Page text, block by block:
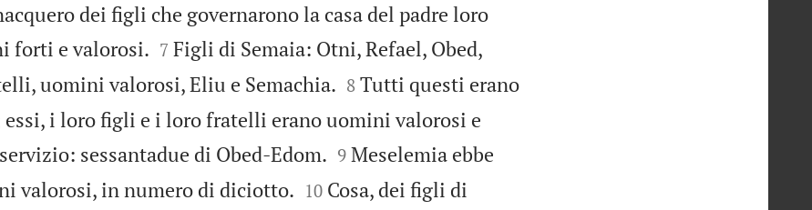
dei figli che governarono la casa del padre loro
forti e valorosi.
7 Figli di Semaia: Otni, Refael, Obed,
uomini valorosi, Eliu e Semachia.
8 Tutti questi erano
i loro figli e i loro fratelli erano uomini valorosi e
sessantadue di Obed-Edom.
9 Meselemia ebbe
valorosi, in numero di diciotto.
10 Cosa, dei figli di